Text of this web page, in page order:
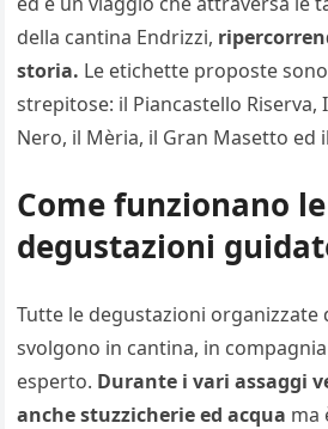
della cantina Endrizzi,
storia. Le etichette proposte
strepitose: il Piancastello Riserva,
Nero, il Mèria, il Gran Masetto ed
Come funzionano le
degustazioni
Tutte le degustazioni organizzate
svolgono in cantina, in
esperto. Durante i vari assaggi
anche stuzzicherie ed acqua ma